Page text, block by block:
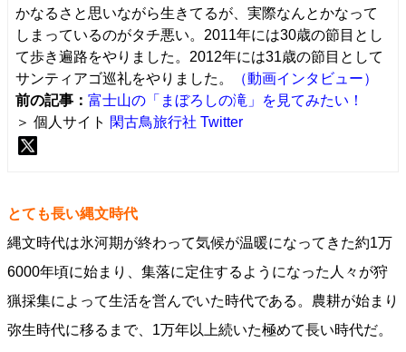
かなるさと思いながら生きてるが、実際なんとかなって
しまっているのがタチ悪い。2011年には30歳の節目とし
て歩き遍路をやりました。2012年には31歳の節目として
サンティアゴ巡礼をやりました。
（動画インタビュー）
前の記事： 富士山の「まぼろしの滝」を見てみたい！
＞ 個人サイト 閑古鳥旅行社 Twitter
とても長い縄文時代
縄文時代は氷河期が終わって気候が温暖になってきた約1万
6000年頃に始まり、集落に定住するようになった人々が狩
猟採集によって生活を営んでいた時代である。農耕が始まり
弥生時代に移るまで、1万年以上続いた極めて長い時代だ。